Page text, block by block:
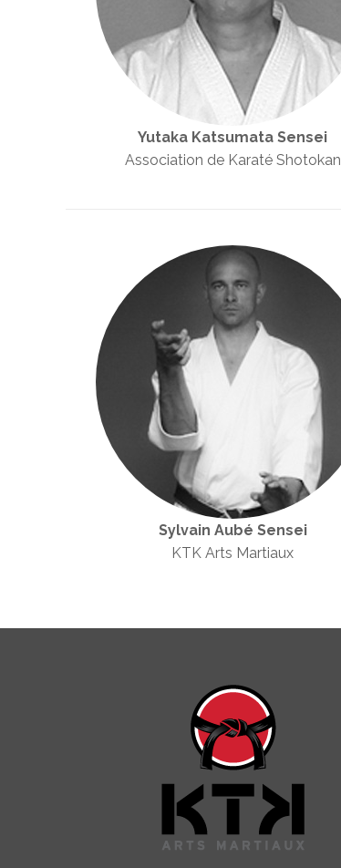
Yutaka Katsumata Sensei
Association de Karaté Shotokan
Sylvain Aubé Sensei
KTK Arts Martiaux